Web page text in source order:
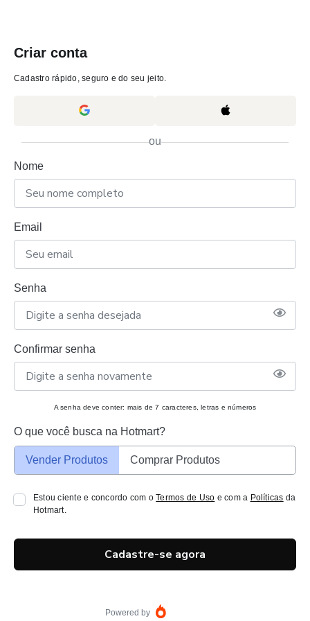
Criar conta
Cadastro rápido, seguro e do seu jeito.
ou
Nome
Email
Senha
Confirmar senha
A senha deve conter: mais de 7 caracteres, letras e números
O que você busca na Hotmart?
Vender Produtos Comprar Produtos
Estou ciente e concordo com oTermos de Uso e com a Políticas da
Hotmart.
Cadastre-se agora
Powered by